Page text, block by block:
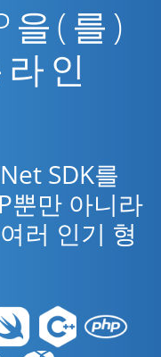
을(를)
인
SDK를
뿐만 아니라
러 인기 형